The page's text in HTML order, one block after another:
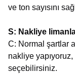
ve ton sayısını
S: Nakliye
C: Normal şartlar
nakliye
seçebilirsiniz.